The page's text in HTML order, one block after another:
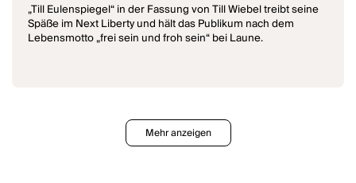
„Till Eulenspiegel“ in der Fassung von Till Wiebel treibt seine
Späße im Next Liberty und hält das Publikum nach dem
Lebensmotto „frei sein und froh sein“ bei Laune.
Mehr anzeigen